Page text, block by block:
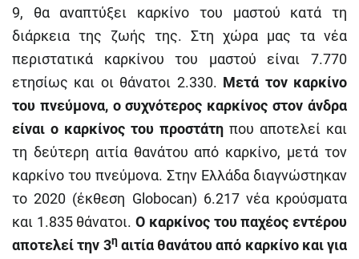
9, θα αναπτύξει καρκίνο του μαστού κατά τη
διάρκεια της ζωής της. Στη χώρα μας τα νέα
περιστατικά καρκίνου του μαστού είναι 7.770
ετησίως και οι θάνατοι 2.330. Μετά τον καρκίνο
του πνεύμονα, ο συχνότερος καρκίνος στον άνδρα
είναι ο καρκίνος του προστάτη που αποτελεί και
τη δεύτερη αιτία θανάτου από καρκίνο, μετά τον
καρκίνο του πνεύμονα. Στην Ελλάδα διαγνώστηκαν
το 2020 (έκθεση Globocan) 6.217 νέα κρούσματα
και 1.835 θάνατοι.Ο καρκίνος του παχέος εντέρου
αποτελεί την 3ηαιτία θανάτου από καρκίνο και για